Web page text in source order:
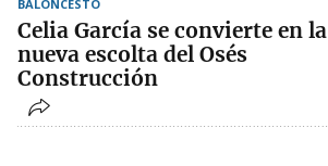
BALONCESTO
Celia García se convierte en la
nueva escolta del Osés
Construcción